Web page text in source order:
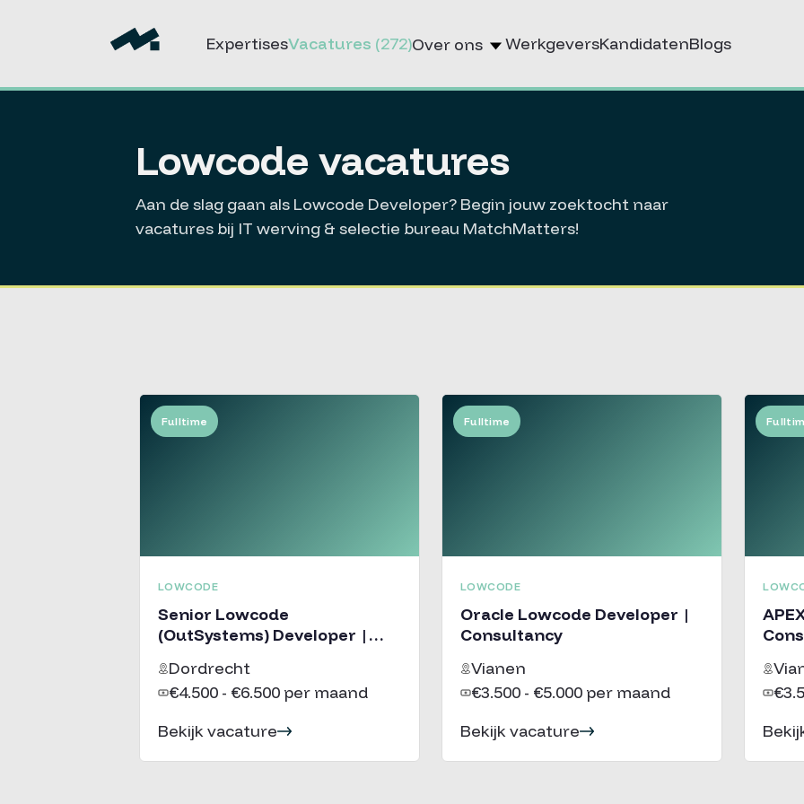
ExpertisesVacatures (272)Over ons WerkgeversKandidatenBlogs
Lowcode vacatures
Aan de slag gaan als Lowcode Developer? Begin jouw zoektocht naar
vacatures bij IT werving & selectie bureau MatchMatters!
Fulltime
LOWCODE
Senior Lowcode
(OutSystems) Developer |
Dordrecht
€4.500 - €6.500 per maand
Bekijk vacature
Fulltime
LOWCODE
Oracle Lowcode Developer |
Consultancy
Vianen
€3.500 - €5.000 per maand
Bekijk vacature